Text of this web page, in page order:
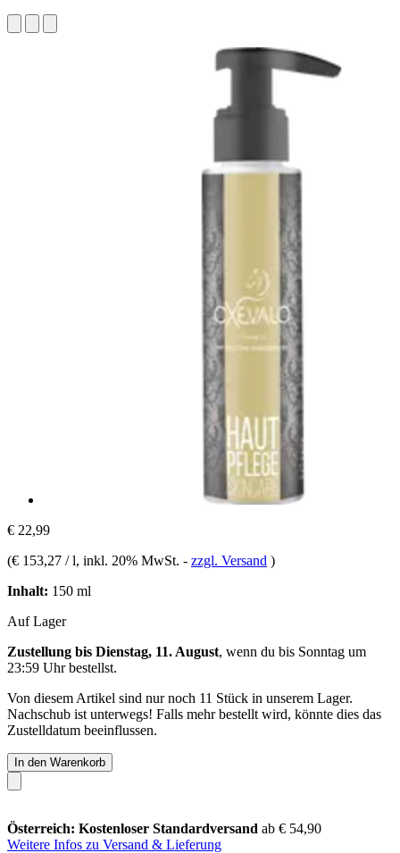
€ 22,99
(€ 153,27 / l, inkl. 20% MwSt. - zzgl. Versand )
Inhalt: 150 ml
Auf Lager
Zustellung bis Dienstag, 11. August, wenn du bis Sonntag um
23:59 Uhrbestellst.
Von diesem Artikel sind nur noch 11 Stück in unserem Lager.
Nachschub ist unterwegs! Falls mehr bestellt wird, könnte dies das
Zustelldatum beeinflussen.
In den Warenkorb
Österreich: Kostenloser Standardversand ab € 54,90
Weitere Infos zu Versand & Lieferung